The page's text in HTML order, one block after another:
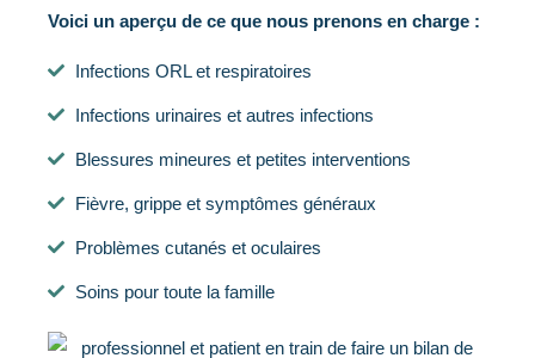
Voici un aperçu de ce que nous prenons en charge :
Infections ORL et respiratoires
Infections urinaires et autres infections
Blessures mineures et petites interventions
Fièvre, grippe et symptômes généraux
Problèmes cutanés et oculaires
Soins pour toute la famille